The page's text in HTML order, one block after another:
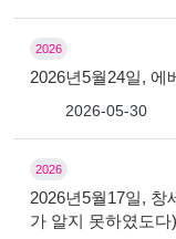
2026
2026년5월24일, 에
2026-05-30
2026
2026년5월17일, 창
가 알지 못하였도다)